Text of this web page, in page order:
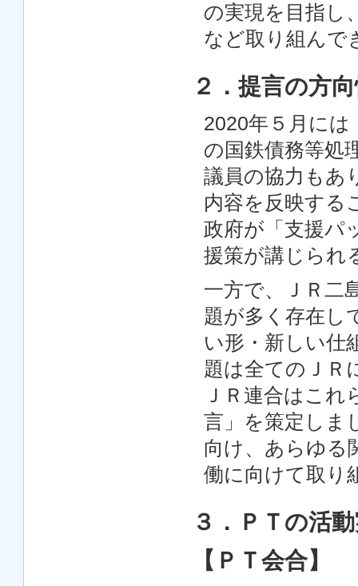
の実現を目指し
など取り組んで
２．提言の方
2020年５月に
の国鉄債務等処
議員の協力もあ
内容を反映する
政府が「支援パ
援策が講じられ
一方で、ＪＲ二
題が多く存在し
い形・新しい仕
題は全てのＪＲ
ＪＲ連合はこれ
言」を策定しま
向け、あらゆる
働に向けて取り
３．ＰＴの活
【ＰＴ会合】